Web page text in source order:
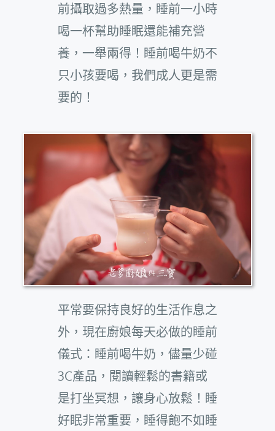
前攝取過多熱量，睡前一小時
喝一杯幫助睡眠還能補充營
養，一舉兩得！睡前喝牛奶不
只小孩要喝，我們成人更是需
要的！
平常要保持良好的生活作息之
外，現在廚娘每天必做的睡前
儀式：睡前喝牛奶，儘量少碰
3C產品，閱讀輕鬆的書籍或
是打坐冥想，讓身心放鬆！睡
好眠非常重要，睡得飽不如睡